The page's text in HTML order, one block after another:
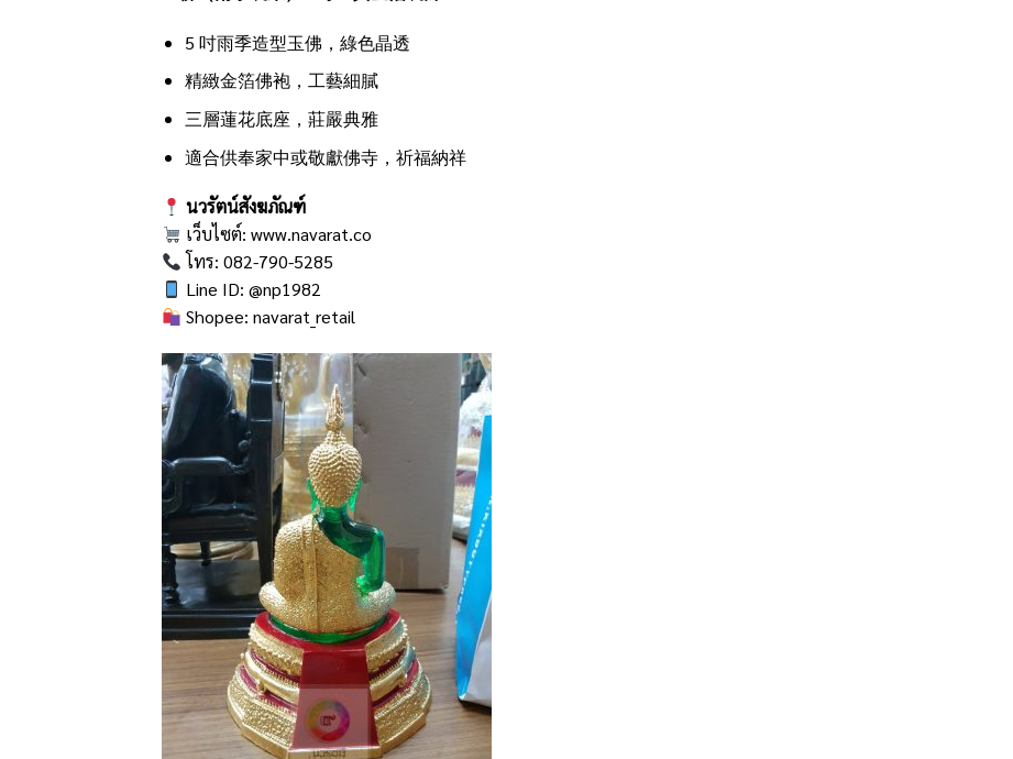
5 吋雨季造型玉佛，綠色晶透
精緻金箔佛袍，工藝細膩
三層蓮花底座，莊嚴典雅
適合供奉家中或敬獻佛寺，祈福納祥
นวรัตน์สังฆภัณฑ์
เว็บไซต์:www.navarat.co
โทร: 082-790-5285
Line ID: @np1982
Shopee:navarat_retail